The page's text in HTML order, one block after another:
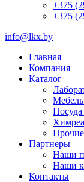
+375
+375
info@lkx.by
Главная
Компания
Каталог
Мебель
Посуда
Партнеры
Наши
Наши
Контакты